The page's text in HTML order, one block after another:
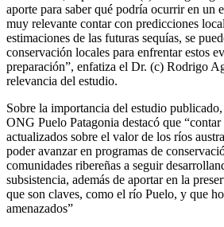
aporte para saber qué podría ocurrir en un
muy relevante contar con predicciones
estimaciones de las futuras sequías, se
conservación locales para enfrentar estos
preparación”, enfatiza el Dr. (c) Rodrigo
relevancia del estudio.
Sobre la importancia del estudio
ONG Puelo Patagonia destacó que
actualizados sobre el valor de los ríos
poder avanzar en programas de
comunidades ribereñas a seguir
subsistencia, además de aportar en la
que son claves, como el río Puelo, y que
amenazados”